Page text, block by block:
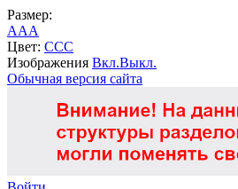
Размер:
AAA
Цвет: CCC
Изображения Вкл.Выкл.
Обычная версия сайта